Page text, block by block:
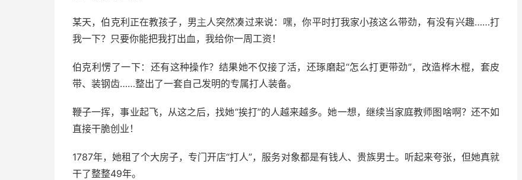
某天，伯克利正在教孩子，男主人突然凑过来说：嘿，你平时打我家小孩这么带劲，有没有兴趣……打
我一下？只要你能把我打出血，我给你一周工资！
伯克利愣了一下：还有这种操作？结果她不仅接了活，还琢磨起“怎么打更带劲”，改造桦木棍，套皮
带、装钢齿……整出了一套自己发明的专属打人装备。
鞭子一挥，事业起飞，从这之后，找她“挨打”的人越来越多。她一想，继续当家庭教师图啥啊？还不如
直接干脆创业！
1787年，她租了个大房子，专门开店“打人”，服务对象都是有钱人、贵族男士。听起来夸张，但她真就
干了整整49年。